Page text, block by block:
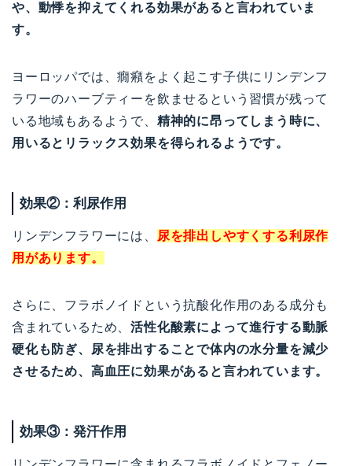
や、動悸を抑えてくれる効果があると言われていま
す。
ヨーロッパでは、癇癪をよく起こす子供にリンデンフ
ラワーのハーブティーを飲ませるという習慣が残って
いる地域もあるようで、 精神的に昂ってしまう時に、
用いるとリラックス効果を得られるようです。
効果②：利尿作用
リンデンフラワーには、
尿を排出しやすくする利尿作
用があります。
さらに、フラボノイドという抗酸化作用のある成分も
含まれているため、活性化酸素によって進行する動脈
硬化も防ぎ、尿を排出することで体内の水分量を減少
させるため、高血圧に効果があると言われています。
効果③：発汗作用